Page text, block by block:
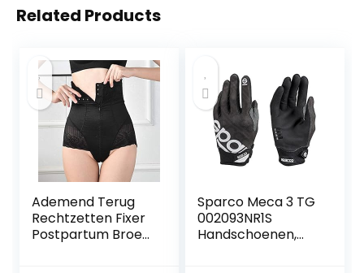
Related Products
Ademend Terug
Rechtzetten Fixer
Postpartum Broek
Sparco Meca 3 TG
002093NR1S
Handschoenen,